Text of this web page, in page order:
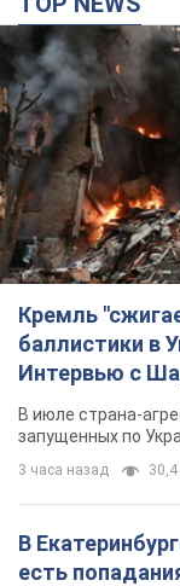
Кремль
баллистики в
Интервью с
В июле страна-
запущенных по
3 часа назад 30,4
В
есть